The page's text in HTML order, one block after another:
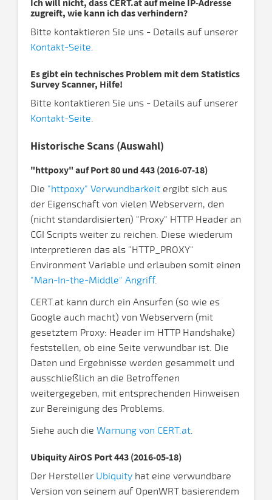
Ich will nicht, dass CERT.at auf meine IP-Adresse
zugreift, wie kann ich das verhindern?
Bitte kontaktieren Sie uns - Details auf unserer
Kontakt-Seite.
Es gibt ein technisches Problem mit dem Statistics
Survey Scanner, Hilfe!
Bitte kontaktieren Sie uns - Details auf unserer
Kontakt-Seite.
Historische Scans (Auswahl)
"httpoxy" auf Port 80 und 443 (2016-07-18)
Die "httpoxy" Verwundbarkeit ergibt sich aus
der Eigenschaft von vielen Webservern, den
(nicht standardisierten) "Proxy" HTTP Header an
CGI Scripts weiter zu reichen. Diese wiederum
interpretieren das als "HTTP_PROXY"
Environment Variable und erlauben somit einen
"Man-In-the-Middle" Angriff.
CERT.at kann durch ein Ansurfen (so wie es
Google auch macht) von Webservern (mit
gesetztem Proxy: Header im HTTP Handshake)
feststellen, ob eine Seite verwundbar ist. Die
Daten und Ergebnisse werden gesammelt und
ausschließlich an die Betroffenen
weitergegeben, mit entsprechenden Hinweisen
zur Bereinigung des Problems.
Siehe auch die Warnung von CERT.at.
Ubiquity AirOS Port 443 (2016-05-18)
Der Hersteller Ubiquity hat eine verwundbare
Version von seinem auf OpenWRT basierendem